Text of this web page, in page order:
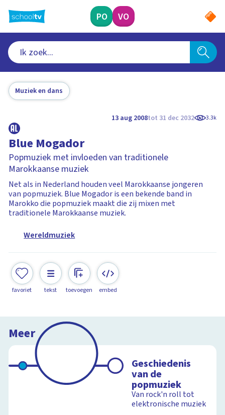
naar
hoofdinhoud
PO VO
Muziek en dans
13 aug 2008tot 31 dec 2032 3.3k
Blue Mogador
Popmuziek met invloeden van traditionele
Marokkaanse muziek
Net als in Nederland houden veel Marokkaanse jongeren
van popmuziek. Blue Mogador is een bekende band in
Marokko die popmuziek maakt die zij mixen met
traditionele Marokkaanse muziek.
Wereldmuziek
favoriet tekst toevoegen embed
Meer
Geschiedenis
van de
popmuziek
Van rock'n roll tot
elektronische muziek